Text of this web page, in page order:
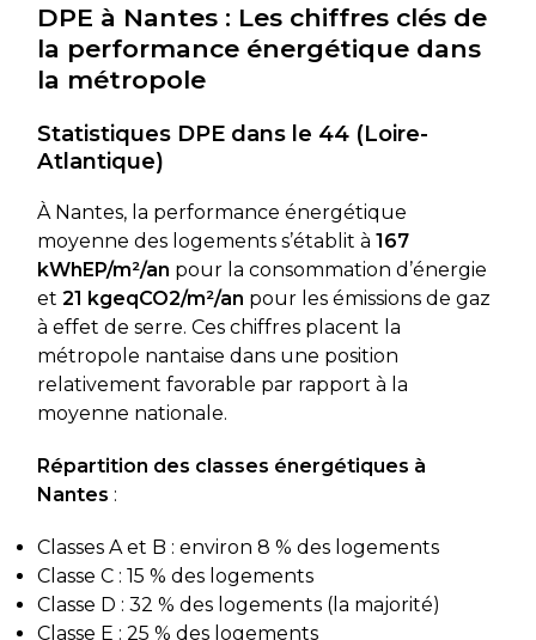
DPE à Nantes : Les chiffres clés de
la performance énergétique dans
la métropole
Statistiques DPE dans le 44 (Loire-
Atlantique)
À Nantes, la performance énergétique
moyenne des logements s’établit à 167
kWhEP/m²/an pour la consommation d’énergie
et 21 kgeqCO2/m²/an pour les émissions de gaz
à effet de serre. Ces chiffres placent la
métropole nantaise dans une position
relativement favorable par rapport à la
moyenne nationale.
Répartition des classes énergétiques à
Nantes :
Classes A et B : environ 8 % des logements
Classe C : 15 % des logements
Classe D : 32 % des logements (la majorité)
Classe E : 25 % des logements